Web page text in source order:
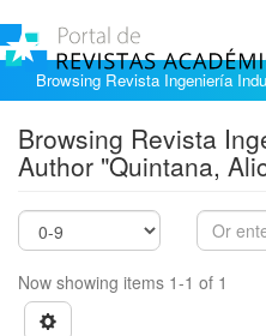
Browsing Revista Ingeniería
Browsing Revista
Author "Quintana,
Now showing items 1-1 of 1